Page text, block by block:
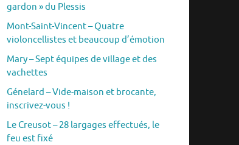
gardon » du Plessis
Mont-Saint-Vincent – Quatre
violoncellistes et beaucoup d’émotion
Mary – Sept équipes de village et des
vachettes
Génelard – Vide-maison et brocante,
inscrivez-vous !
Le Creusot – 28 largages effectués, le
feu est fixé